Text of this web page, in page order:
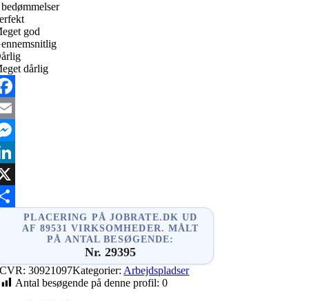
god
dårlig
PLACERING PÅ JOBRATE.DK UD
AF 89531 VIRKSOMHEDER. MÅLT
PÅ ANTAL BESØGENDE:
Nr. 29395
CVR:30921097Kategorier: Arbejdspladser
Antal besøgende på denne profil: 0